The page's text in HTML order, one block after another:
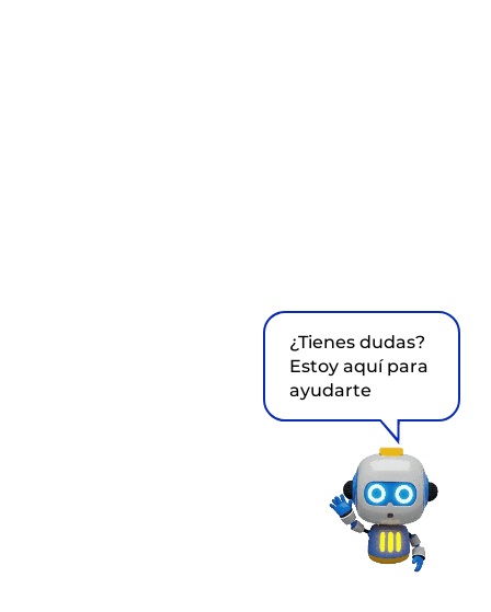
¿Tienes dudas?
Estoy aquí para
ayudarte